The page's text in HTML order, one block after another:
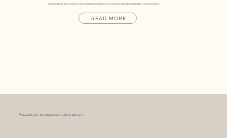
5 Bräute schlüpfen für uns nochmal in ihre Brautkleider und erleben mit uns einen ganz besonderen Shootingtag - nochmal als Braut
READ MORE
Vielleicht interessiert dich auch ...